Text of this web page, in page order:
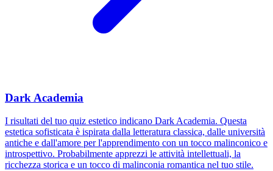
Dark Academia
I risultati del tuo quiz estetico indicano Dark Academia. Questa
estetica sofisticata è ispirata dalla letteratura classica, dalle università
antiche e dall'amore per l'apprendimento con un tocco malinconico e
introspettivo. Probabilmente apprezzi le attività intellettuali, la
ricchezza storica e un tocco di malinconia romantica nel tuo stile.